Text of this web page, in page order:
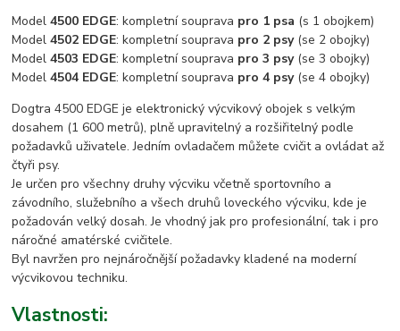
Model4500 EDGE: kompletní souprava pro 1 psa (s 1 obojkem)
Model4502 EDGE: kompletní souprava pro 2 psy(se 2 obojky)
Model4503 EDGE: kompletní souprava pro 3 psy(se 3 obojky)
Model4504 EDGE: kompletní souprava pro 4 psy(se 4 obojky)
Dogtra 4500 EDGE je elektronický výcvikový obojek s velkým
dosahem (1 600 metrů), plně upravitelný a rozšiřitelný podle
požadavků uživatele. Jedním ovladačem můžete cvičit a ovládat až
čtyři psy.
Je určen pro všechny druhy výcviku včetně sportovního a
závodního, služebního a všech druhů loveckého výcviku, kde je
požadován velký dosah. Je vhodný jak pro profesionální, tak i pro
náročné amatérské cvičitele.
Byl navržen pro nejnáročnější požadavky kladené na moderní
výcvikovou techniku.
Vlastnosti: